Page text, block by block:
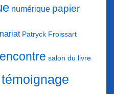
numérique papier
Patryck Froissart
salon du livre
témoignage